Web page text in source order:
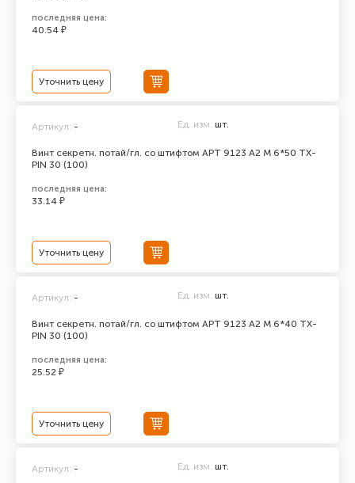
последняя цена:
40.54 ₽
Уточнить цену
Винт секретн. потай/гл. со штифтом АРТ 9123 А2 M 6*50 TX-
PIN 30 (100)
Артикул: - Ед. изм. шт.
последняя цена:
33.14 ₽
Уточнить цену
Винт секретн. потай/гл. со штифтом АРТ 9123 А2 M 6*40 TX-
PIN 30 (100)
Артикул: - Ед. изм. шт.
последняя цена:
25.52 ₽
Уточнить цену
Артикул: - Ед. изм. шт.